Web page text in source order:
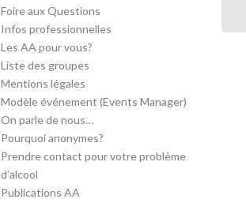
Foire aux Questions
Infos professionnelles
Les AA pour vous?
Liste des groupes
Mentions légales
Modèle événement (Events Manager)
On parle de nous…
Pourquoi anonymes?
Prendre contact pour votre problème
d’alcool
Publications AA